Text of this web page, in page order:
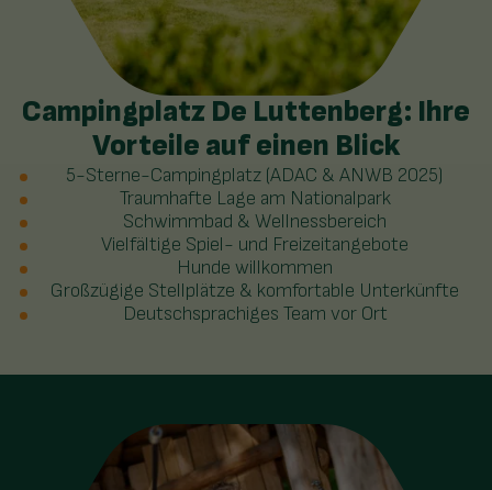
Campingplatz De Luttenberg: Ihre
Vorteile auf einen Blick
5-Sterne-Campingplatz (ADAC & ANWB 2025)
Traumhafte Lage am Nationalpark
Schwimmbad & Wellnessbereich
Vielfältige Spiel- und Freizeitangebote
Hunde willkommen
Großzügige Stellplätze & komfortable Unterkünfte
Deutschsprachiges Team vor Ort